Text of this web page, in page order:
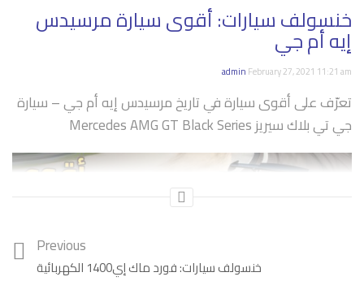
خنسولف سيارات: أقوى سيارة مرسيدس
إيه أم جي
admin February 27, 2021 11:21 am
تعرّف على أقوى سيارة في تاريخ مرسيدس إيه أم جي – سيارة
جي تي بلاك سيريز Mercedes AMG GT Black Series
Previous
خنسولف سيارات: فورد ماك إي1400 الكهربائية